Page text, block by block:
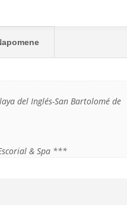
del Inglés-San Bartolomé de
& Spa ***